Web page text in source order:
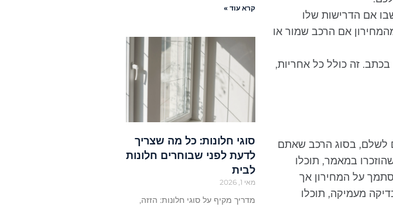
אם הדרישות שלו
אם הרכב שמור או
זה כולל כל אחריות,
לשלם, בסוג הרכב שאתם
במאמר, תוכלו
על המחירון אך
מעמיקה, תוכלו
קרא עוד »
סוגי חלונות: כל מה שצריך
לדעת לפני שבוחרים חלונות
לבית
מאי 1, 2026
מדריך מקיף על סוגי חלונות: הזזה,